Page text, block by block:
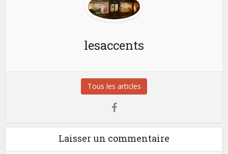
lesaccents
Tous les articles
Laisser un commentaire